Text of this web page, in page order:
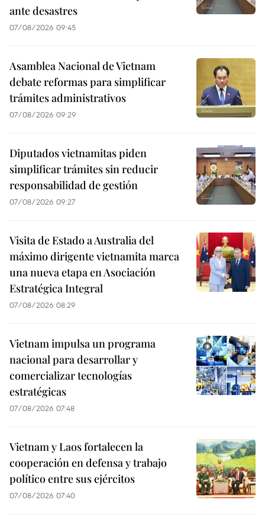
ante desastres
07/08/2026 09:45
Asamblea Nacional de Vietnam
debate reformas para simplificar
trámites administrativos
07/08/2026 09:29
Diputados vietnamitas piden
simplificar trámites sin reducir
responsabilidad de gestión
07/08/2026 09:27
Visita de Estado a Australia del
máximo dirigente vietnamita marca
una nueva etapa en Asociación
Estratégica Integral
07/08/2026 08:29
Vietnam impulsa un programa
nacional para desarrollar y
comercializar tecnologías
estratégicas
07/08/2026 07:48
Vietnam y Laos fortalecen la
cooperación en defensa y trabajo
político entre sus ejércitos
07/08/2026 07:40